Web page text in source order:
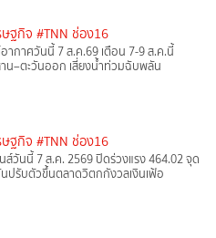
ษฐกิจ #TNN ช่อง16
กาศวันนี้ 7 ส.ค.69 เตือน 7-9 ส.ค.นี้
น–ตะวันออก เสี่ยงน้ำท่วมฉับพลัน
ษฐกิจ #TNN ช่อง16
ส์วันนี้ 7 ส.ค. 2569 ปิดร่วงแรง 464.02 จุด
ปรับตัวขึ้นตลาดวิตกกังวลเงินเฟ้อ